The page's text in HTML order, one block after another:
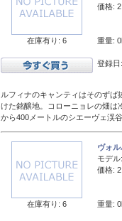
在庫有り: 6
価格:
重量:
登録
ルフィナのキャンティはそのず
けた銘醸地。コローニョレの畑は
から400メートルのシエーヴェ渓
在庫有り: 6
ヴォ
モデル:
価格:
重量: